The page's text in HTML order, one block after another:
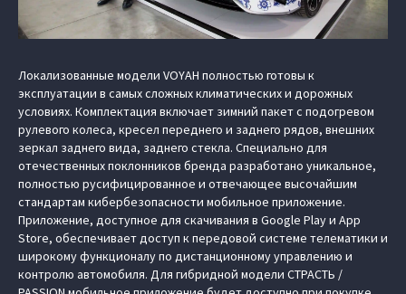
Локализованные модели VOYAH полностью готовы к
эксплуатации в самых сложных климатических и дорожных
условиях. Комплектация включает зимний пакет с подогревом
рулевого колеса, кресел переднего и заднего рядов, внешних
зеркал заднего вида, заднего стекла. Специально для
отечественных поклонников бренда разработано уникальное,
полностью русифицированное и отвечающее высочайшим
стандартам кибербезопасности мобильное приложение.
Приложение, доступное для скачивания в Google Play и App
Store, обеспечивает доступ к передовой системе телематики и
широкому функционалу по дистанционному управлению и
контролю автомобиля. Для гибридной модели СТРАСТЬ /